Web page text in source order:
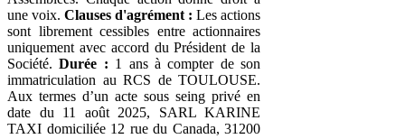
une voix. Clauses d'agrément : Les actions
sont librement cessibles entre actionnaires
uniquement avec accord du Président de la
Société.Durée : 1 ans à compter de son
immatriculation au RCS de TOULOUSE.
Aux termes d’un acte sous seing privé en
date du 11 août 2025, SARL KARINE
TAXI domiciliée 12 rue du Canada, 31200